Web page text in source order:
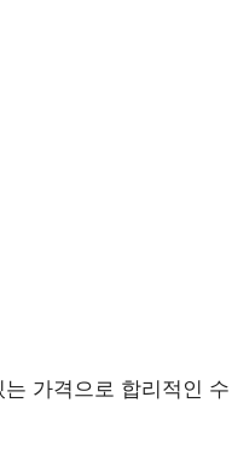
가격으로 합리적인 수